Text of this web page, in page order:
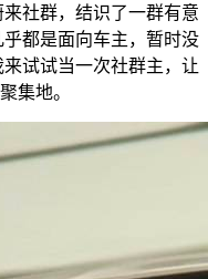
社群，结识了一群有意
都是面向车主，暂时没
试试当一次社群主，让
集地。